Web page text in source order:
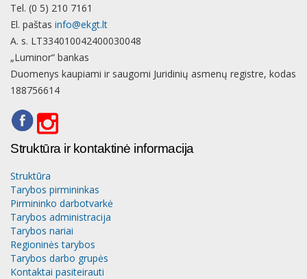
Tel. (0 5) 210 7161
El. paštas info@ekgt.lt
A. s. LT334010042400030048
„Luminor“ bankas
Duomenys kaupiami ir saugomi Juridinių asmenų registre, kodas
188756614
Struktūra ir kontaktinė informacija
Struktūra
Tarybos pirmininkas
Pirmininko darbotvarkė
Tarybos administracija
Tarybos nariai
Regioninės tarybos
Tarybos darbo grupės
Kontaktai pasiteirauti